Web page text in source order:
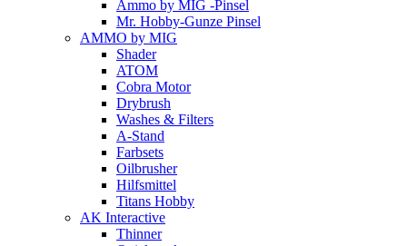
Ammo by MIG -Pinsel
Mr. Hobby-Gunze Pinsel
AMMO by MIG
Shader
ATOM
Cobra Motor
Drybrush
Washes & Filters
A-Stand
Farbsets
Oilbrusher
Hilfsmittel
Titans Hobby
AK Interactive
Thinner